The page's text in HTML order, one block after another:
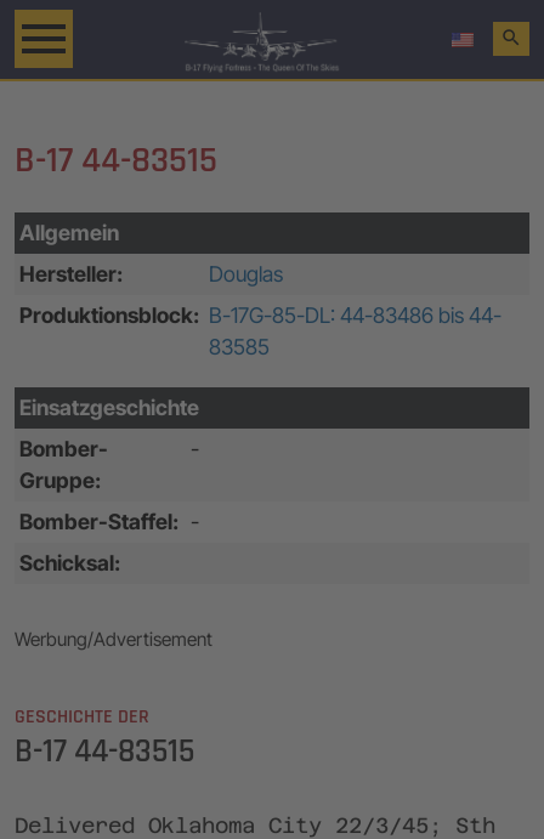
search
B-17 44-83515
Allgemein
Hersteller:
Douglas
Produktionsblock: B-17G-85-DL: 44-83486 bis 44-
83585
Einsatzgeschichte
Bomber-
Gruppe:
-
Bomber-Staffel: -
Schicksal:
Werbung/Advertisement
GESCHICHTE DER
B-17 44-83515
Delivered Oklahoma City 22/3/45; Sth